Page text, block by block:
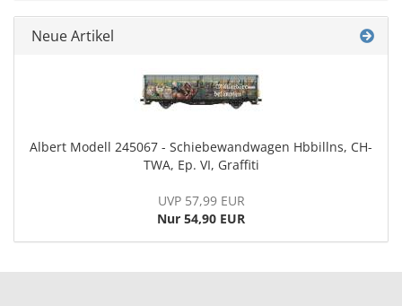
Neue Artikel
Albert Modell 245067 - Schiebewandwagen Hbbillns, CH-
TWA, Ep. VI, Graffiti
UVP 57,99 EUR
Nur 54,90 EUR